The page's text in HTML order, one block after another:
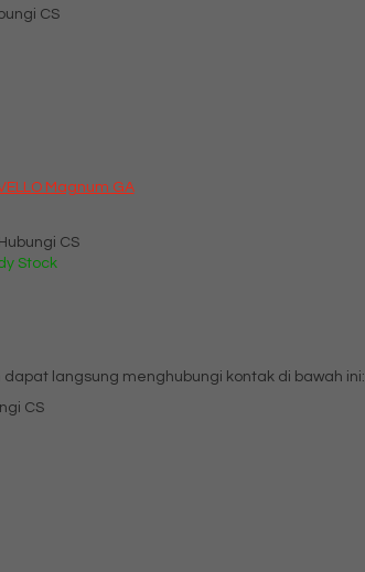
CS
Magnum GA
CS
Stock
dapat langsung menghubungi kontak di bawah ini:
CS